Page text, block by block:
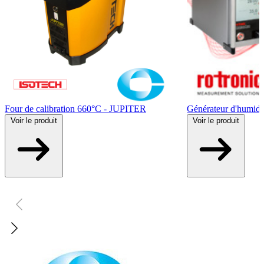
Four de calibration 660°C - JUPITER
Voir le produit
Générateur
Voir le produit